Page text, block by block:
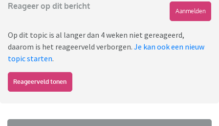
Reageer op dit bericht
Aanmelden
Op dit topic is al langer dan 4 weken niet gereageerd,
daarom is het reageerveld verborgen. Je kan ook een nieuw
topic starten.
Reageerveld tonen